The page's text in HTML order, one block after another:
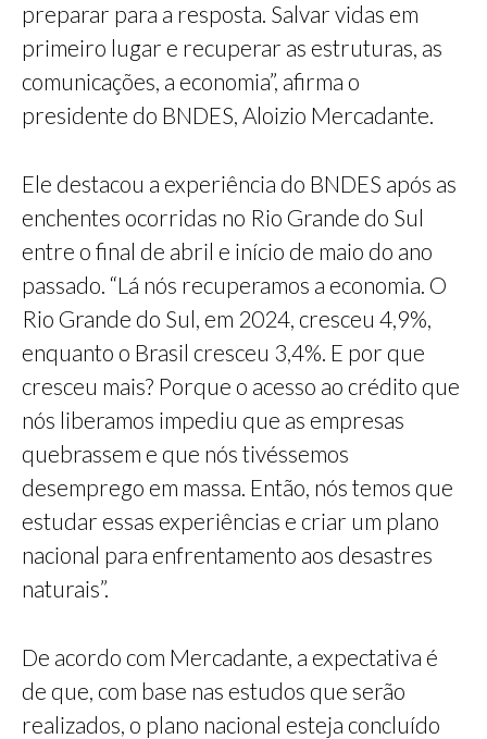
preparar para a resposta. Salvar vidas em
primeiro lugar e recuperar as estruturas, as
comunicações, a economia”, afirma o
presidente do BNDES, Aloizio Mercadante.
Ele destacou a experiência do BNDES após as
enchentes ocorridas no Rio Grande do Sul
entre o final de abril e início de maio do ano
passado. “Lá nós recuperamos a economia. O
Rio Grande do Sul, em 2024, cresceu 4,9%,
enquanto o Brasil cresceu 3,4%. E por que
cresceu mais? Porque o acesso ao crédito que
nós liberamos impediu que as empresas
quebrassem e que nós tivéssemos
desemprego em massa. Então, nós temos que
estudar essas experiências e criar um plano
nacional para enfrentamento aos desastres
naturais”.
De acordo com Mercadante, a expectativa é
de que, com base nas estudos que serão
realizados, o plano nacional esteja concluído